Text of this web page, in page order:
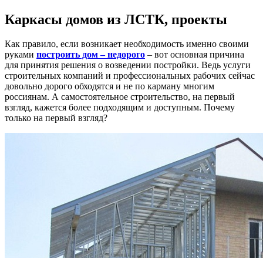
Каркасы домов из ЛСТК, проекты
Как правило, если возникает необходимость именно своими
руками построить дом – недорого – вот основная причина
для принятия решения о возведении постройки. Ведь услуги
строительных компаний и профессиональных рабочих сейчас
довольно дорого обходятся и не по карману многим
россиянам. А самостоятельное строительство, на первый
взгляд, кажется более подходящим и доступным. Почему
только на первый взгляд?